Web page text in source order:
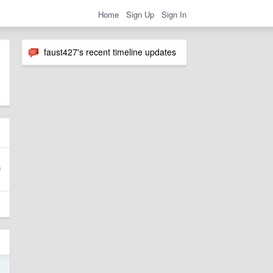
Home Sign Up Sign In
faust427's recent timeline updates